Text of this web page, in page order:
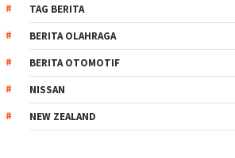
TAG BERITA
BERITA OLAHRAGA
BERITA OTOMOTIF
NISSAN
NEW ZEALAND